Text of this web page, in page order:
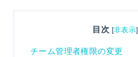
目次 [非表示]
チーム管理者権限の変更